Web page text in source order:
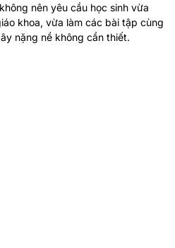
nên yêu cầu học sinh vừa
khoa, vừa làm các bài tập cùng
nặng nề không cần thiết.